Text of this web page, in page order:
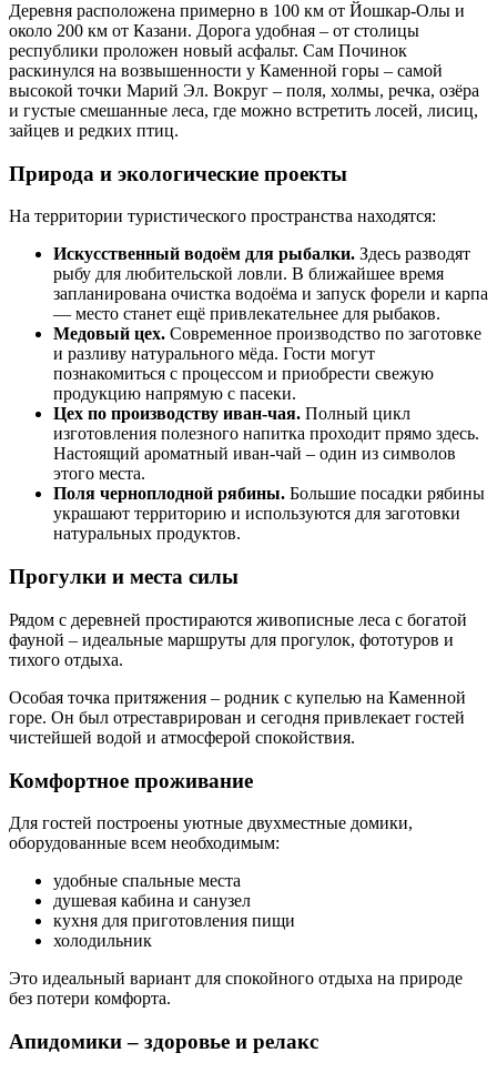
Деревня расположена примерно в 100 км от Йошкар-Олы и
около 200 км от Казани. Дорога удобная – от столицы
республики проложен новый асфальт. Сам Починок
раскинулся на возвышенности у Каменной горы – самой
высокой точки Марий Эл. Вокруг – поля, холмы, речка, озёра
и густые смешанные леса, где можно встретить лосей, лисиц,
зайцев и редких птиц.
Природа и экологические проекты
На территории туристического пространства находятся:
Искусственный водоём для рыбалки. Здесь разводят
рыбу для любительской ловли. В ближайшее время
запланирована очистка водоёма и запуск форели и карпа
— место станет ещё привлекательнее для рыбаков.
Медовый цех. Современное производство по заготовке
и разливу натурального мёда. Гости могут
познакомиться с процессом и приобрести свежую
продукцию напрямую с пасеки.
Цех по производству иван-чая. Полный цикл
изготовления полезного напитка проходит прямо здесь.
Настоящий ароматный иван-чай – один из символов
этого места.
Поля черноплодной рябины. Большие посадки рябины
украшают территорию и используются для заготовки
натуральных продуктов.
Прогулки и места силы
Рядом с деревней простираются живописные леса с богатой
фауной – идеальные маршруты для прогулок, фототуров и
тихого отдыха.
Особая точка притяжения – родник с купелью на Каменной
горе. Он был отреставрирован и сегодня привлекает гостей
чистейшей водой и атмосферой спокойствия.
Комфортное проживание
Для гостей построены уютные двухместные домики,
оборудованные всем необходимым:
удобные спальные места
душевая кабина и санузел
кухня для приготовления пищи
холодильник
Это идеальный вариант для спокойного отдыха на природе
без потери комфорта.
Апидомики – здоровье и релакс